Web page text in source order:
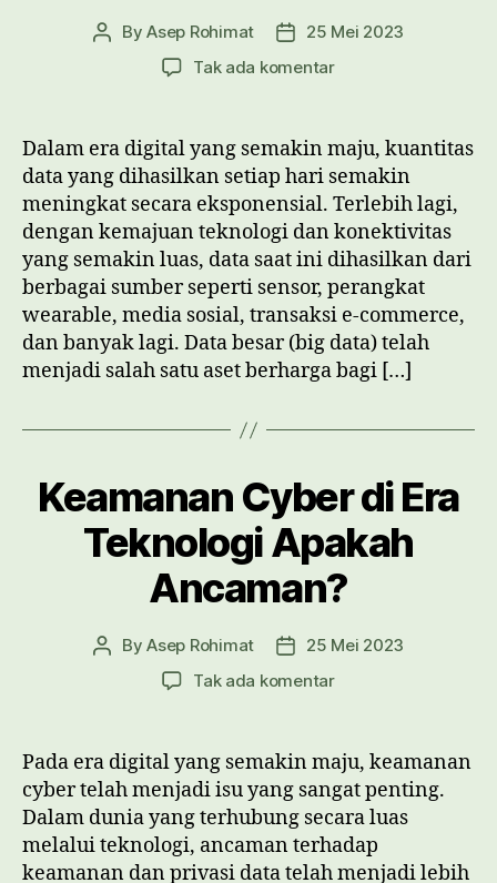
PostByAsep Rohimat
Post
date
25 Mei 2023
Tak ada komentarpada
Big
Data
Analytics?
Dalam era digital yang semakin maju, kuantitas
data yang dihasilkan setiap hari semakin
meningkat secara eksponensial. Terlebih lagi,
dengan kemajuan teknologi dan konektivitas
yang semakin luas, data saat ini dihasilkan dari
berbagai sumber seperti sensor, perangkat
wearable, media sosial, transaksi e-commerce,
dan banyak lagi. Data besar (big data) telah
menjadi salah satu aset berharga bagi […]
Keamanan Cyber di Era
Teknologi Apakah
Ancaman?
PostByAsep Rohimat
Post
date
25 Mei 2023
Tak ada komentarpada
di
Era
Teknologi
Apakah
Ancaman?
Pada era digital yang semakin maju, keamanan
cyber telah menjadi isu yang sangat penting.
Dalam dunia yang terhubung secara luas
melalui teknologi, ancaman terhadap
keamanan dan privasi data telah menjadi lebih